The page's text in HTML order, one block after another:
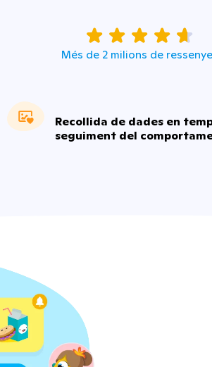
Més de 2 milions de
Recollida de dades en
seguiment del